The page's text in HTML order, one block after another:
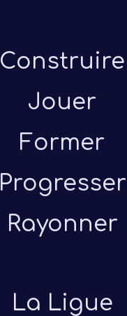
Construire
Jouer
Former
Progresser
Rayonner
La Ligue